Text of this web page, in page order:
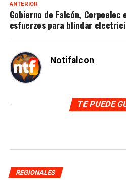
ANTERIOR
Gobierno de Falcón, Corpoelec
esfuerzos para blindar
Notifalcon
TE PUEDE
REGIONALES